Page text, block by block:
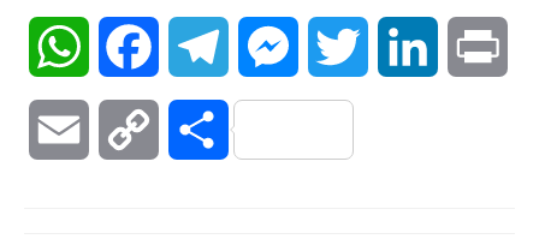
WhatsAppFacebookTelegramMessengerTwitter LinkedIn
Email Copy Compartilhar